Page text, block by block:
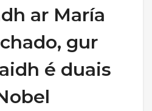
ar María
gur
é duais